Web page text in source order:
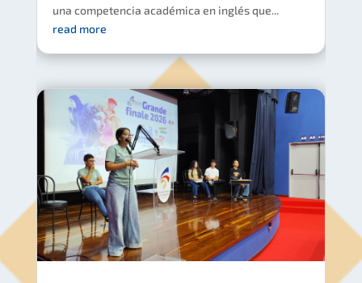
una competencia académica en inglés que...
read more